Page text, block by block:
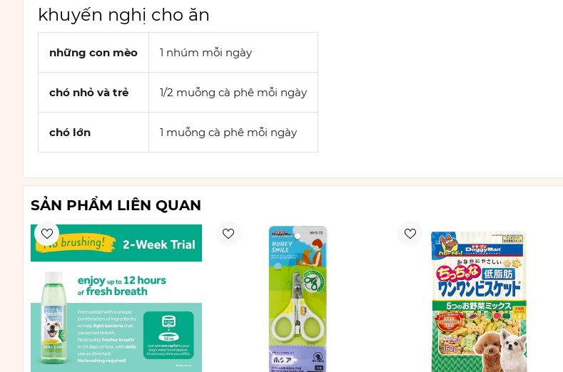
khuyến nghị cho ăn
những con mèo 1 nhúm mỗi ngày
chó nhỏ và trẻ 1/2 muỗng cà phê mỗi ngày
chó lớn 1 muỗng cà phê mỗi ngày
SẢN PHẨM LIÊN QUAN